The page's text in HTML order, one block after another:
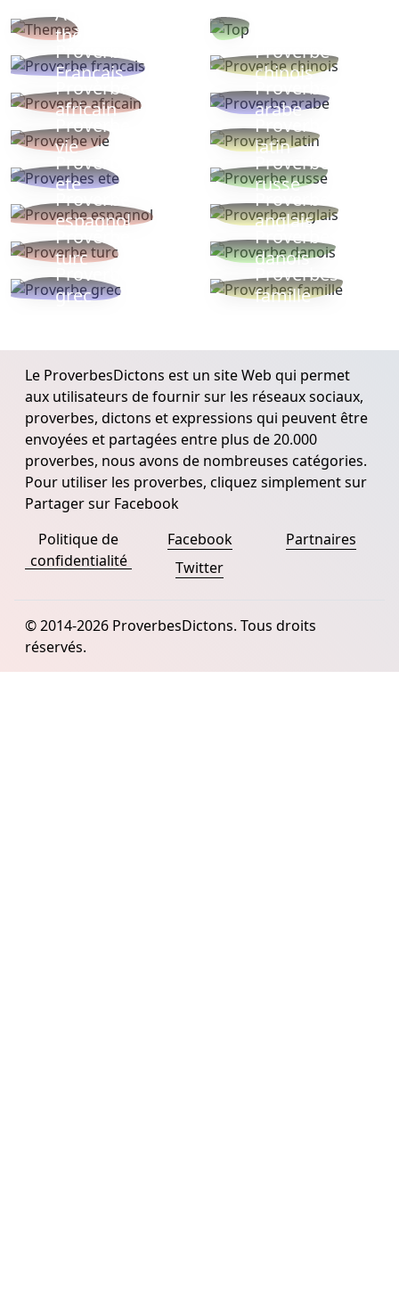
Autres
thèmes
Proverbe
Français
Proverbe
chinois
Proverbe
africain
Proverbe
arabe
Proverbe
vie
Proverbe
latin
Proverbes
ete
Proverbe
russe
Proverbe
espagnol
Proverbe
anglais
Proverbe
turc
Proverbe
danois
Proverbe
grec
Proverbes
famille
Le ProverbesDictons est un site Web qui permet
aux utilisateurs de fournir sur les réseaux sociaux,
proverbes, dictons et expressions qui peuvent être
envoyées et partagées entre plus de 20.000
proverbes, nous avons de nombreuses catégories.
Pour utiliser les proverbes, cliquez simplement sur
Partager sur Facebook
Politique de
confidentialité
Facebook
Twitter
Partnaires
© 2014-2026 ProverbesDictons. Tous droits
réservés.